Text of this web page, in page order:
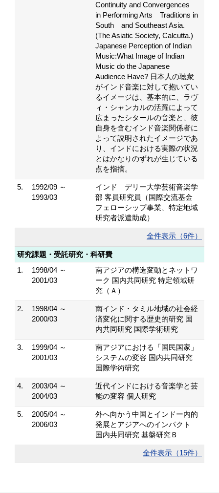
Continuity and Convergences
in Performing Arts Traditions in
South and Southeast Asia.
(The Asiatic Society, Calcutta.)
Japanese Perception of Indian
Music:What Image of Indian
Music do the Japanese
Audience Have? 日本人の聴衆
がインド音楽に対して抱いてい
るイメージは、基本的に、ラヴ
ィ・シャンカルの活躍によって
広まったシタールの音楽と、彼
自身を含むインド音楽関係者に
よって説明されたイメージであ
り、インドにおける実際の状況
とはかなりのずれが生じている
点を指摘。
5.
1992/09 ～
1993/03
インド デリー大学芸術音楽学
部 客員研究員（国際交流基金
フェローシップ事業、特定地域
研究者派遣助成）
全件表示（6件）
研究課題・受託研究・科研費
1.
1998/04 ～
2001/03
南アジアの構造変動とネットワ
ーク 国内共同研究 特定領域研
究（Ａ）
2.
1998/04 ～
2000/03
南インド・タミル地域の社会経
済変化に関する歴史的研究 国
内共同研究 国際学術研究
3.
1999/04 ～
2001/03
南アジアにおける「国民国家」
システムの変容 国内共同研究
国際学術研究
4.
2003/04 ～
2004/03
近代インドにおける音楽学と芸
能の変容 個人研究
5.
2005/04 ～
2006/03
外へ向かう中国とインドー内的
発展とアジアへのインパクト
国内共同研究 基盤研究Ｂ
全件表示（15件）